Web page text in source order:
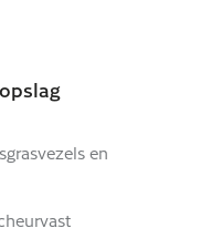
en